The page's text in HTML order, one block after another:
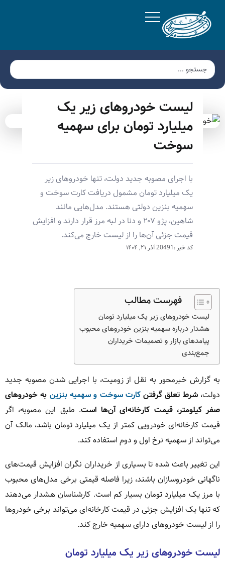
لیست خودروهای زیر یک
میلیارد تومان برای سهمیه
سوخت
با اجرای مصوبه جدید دولت، تنها خودروهای زیر
یک میلیارد تومان مشمول دریافت کارت سوخت و
سهمیه بنزین دولتی هستند. مدل‌هایی مانند
شاهین، پژو ۲۰۷ و دنا در لبه مرز قرار دارند و افزایش
قیمت جزئی آن‌ها را از لیست خارج می‌کند.
کد خبر :20491 آذر ۲۱, ۱۴۰۴
فهرست مطالب
لیست خودروهای زیر یک میلیارد تومان
هشدار درباره سهمیه بنزین خودروهای محبوب
پیامدهای بازار و تصمیمات خریداران
جمع‌بندی
به گزارش خبرمحور به نقل از زومیت، با اجرایی شدن مصوبه جدید
دولت،شرط تعلق گرفتنکارت سوخت و سهمیه بنزین به خودروهای
صفر کیلومتر، قیمت کارخانه‌ای آن‌ها است. طبق این مصوبه، اگر
قیمت کارخانه‌ای خودرویی کمتر از یک میلیارد تومان باشد، مالک آن
می‌تواند از سهمیه نرخ اول و دوم استفاده کند.
این تغییر باعث شده تا بسیاری از خریداران نگران افزایش قیمت‌های
ناگهانی خودروسازان باشند، زیرا فاصله قیمتی برخی مدل‌های محبوب
با مرز یک میلیارد تومان بسیار کم است. کارشناسان هشدار می‌دهند
که تنها یک افزایش جزئی در قیمت کارخانه‌ای می‌تواند برخی خودروها
را از لیست خودروهای دارای سهمیه خارج کند.
لیست خودروهای زیر یک میلیارد تومان